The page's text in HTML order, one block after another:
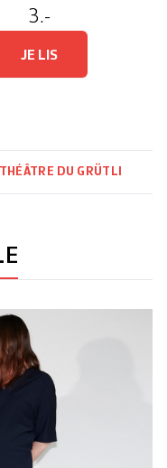
3.-
JE LIS
THÉÂTRE DU GRÜTLI